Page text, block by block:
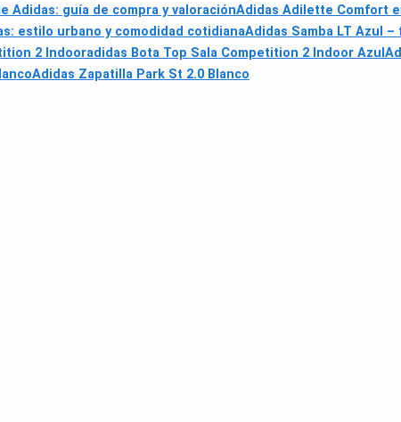
Adidas: guía de compra y valoraciónAdidas Adilette Comfort
estilo urbano y comodidad cotidianaAdidas Samba LT Azul
2 Indooradidas Bota Top Sala Competition 2 Indoor Azul
Adidas Zapatilla Park St 2.0 Blanco